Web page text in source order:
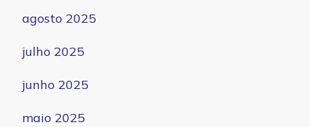
agosto 2025
julho 2025
junho 2025
maio 2025